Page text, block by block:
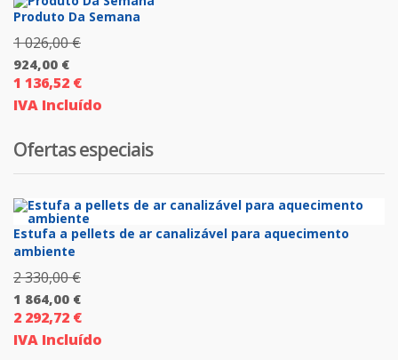
Produto Da Semana
1 026,00€O
original
1
026,00 €.
924,00 €
O
preço
é:
1 136,52 €
IVA Incluído
Ofertas especiais
Estufa a pellets de ar canalizável para aquecimento
ambiente
2 330,00€O
preço
original
1 864,00 €
O
preço
2 292,72 €
IVA Incluído